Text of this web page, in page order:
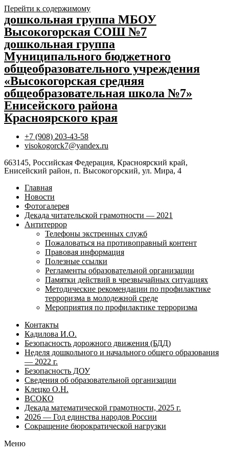
Перейти к содержимому
дошкольная группа МБОУ
Высокогорская СОШ №7
дошкольная группа
Муниципального бюджетного
общеобразовательного учреждения
«Высокогорская средняя
общеобразовательная школа №7»
Енисейского района
Красноярского края
+7 (908) 203-43-58
visokogorck7@yandex.ru
663145, Российская Федерация, Красноярский край,
Енисейский район, п. Высокогорский, ул. Мира, 4
Главная
Новости
Фотогалерея
Декада читательской грамотности — 2021
Антитеррор
Телефоны экстренных служб
Пожаловаться на противоправный контент
Правовая информация
Полезные ссылки
Регламенты образовательной организации
Памятки действий в чрезвычайных ситуациях
Методические рекомендации по профилактике
терроризма в молодежной среде
Мероприятия по профилактике терроризма
Контакты
Кадилова И.О.
Безопасность дорожного движения (БДД)
Неделя дошкольного и начального общего образования
— 2022 г.
Безопасность ДОУ
Сведения об образовательной организации
Клецко О.Н.
ВСОКО
Декада математической грамотности, 2025 г.
2026 — Год единства народов России
Сокращение бюрократической нагрузки
Меню